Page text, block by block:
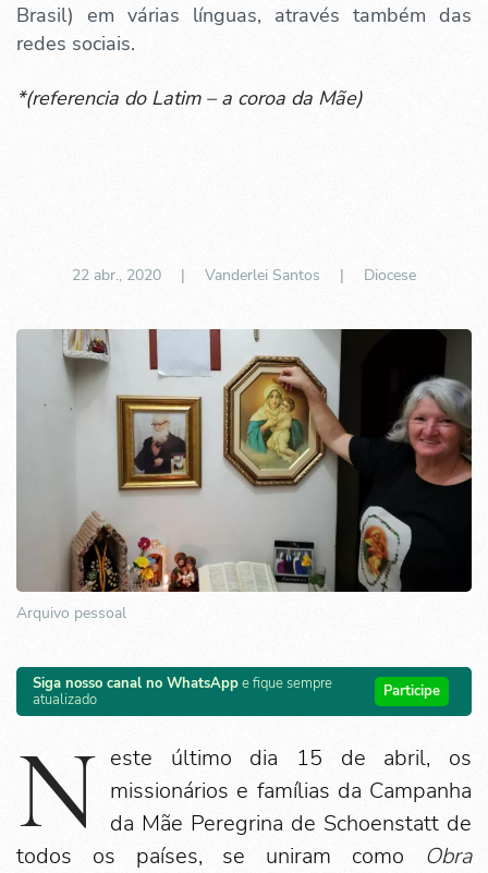
Brasil) em várias línguas, através também das
redes sociais.
*(referencia do Latim – a coroa da Mãe)
22 abr., 2020 | Vanderlei Santos | Diocese
Arquivo pessoal
Siga nosso canal no WhatsAppe fique sempre
atualizado
Participe
N este último dia 15 de abril, os
missionários e famílias da Campanha
da Mãe Peregrina de Schoenstatt de
todos os países, se uniram como Obra